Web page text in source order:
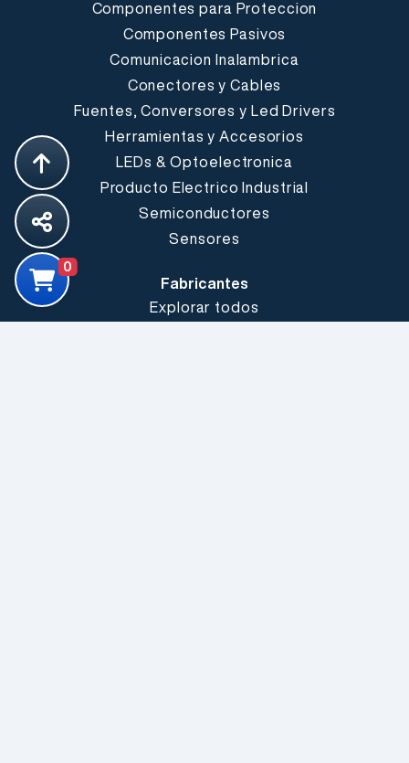
Componentes para Proteccion
Componentes Pasivos
Comunicacion Inalambrica
Conectores y Cables
Fuentes, Conversores y Led Drivers
Herramientas y Accesorios
LEDs & Optoelectronica
Producto Electrico Industrial
Semiconductores
Sensores
Fabricantes
Explorar todos
0